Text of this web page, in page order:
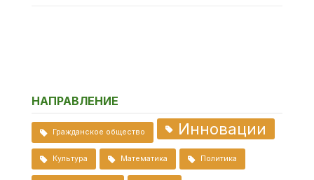
НАПРАВЛЕНИЕ
Гражданское общество Инновации
Культура Математика Политика